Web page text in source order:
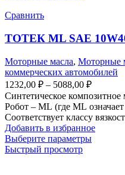
Сравнить
ТОТЕК ML SAE
Моторные масла, Моторные
коммерческих автомобилей
1232,00 ₽ – 5088,00 ₽
Синтетическое
Робот – ML (где ML
Соответствует классу
Добавить в избранное
Выберите параметры
Быстрый просмотр